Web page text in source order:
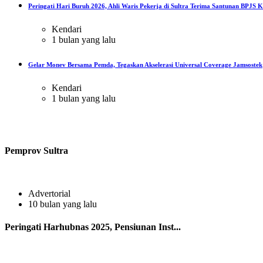
Peringati Hari Buruh 2026, Ahli Waris Pekerja di Sultra Terima Santunan BPJS
Kendari
1 bulan yang lalu
Gelar Monev Bersama Pemda, Tegaskan Akselerasi Universal Coverage Jamsostek
Kendari
1 bulan yang lalu
Pemprov Sultra
Advertorial
10 bulan yang lalu
Peringati Harhubnas 2025, Pensiunan Inst...